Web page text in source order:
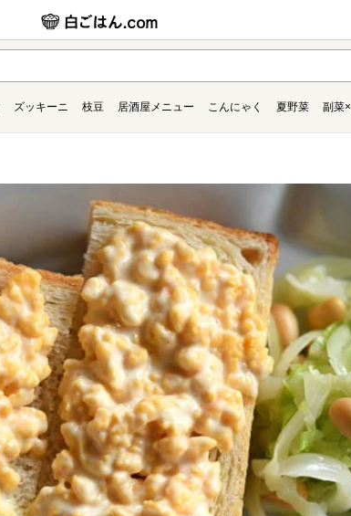
ズッキーニ 枝豆 居酒屋メニュー こんにゃく 夏野菜 副菜